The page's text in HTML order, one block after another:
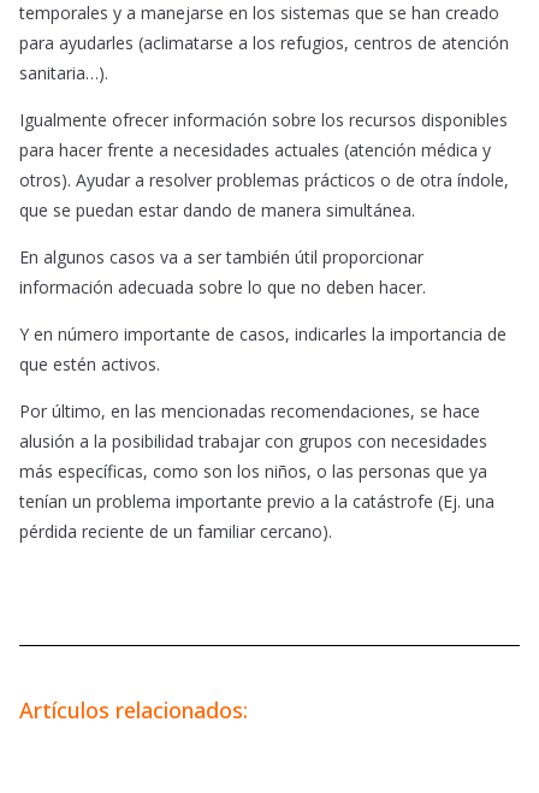
temporales y a manejarse en los sistemas que se han creado
para ayudarles (aclimatarse a los refugios, centros de atención
sanitaria…).
Igualmente ofrecer información sobre los recursos disponibles
para hacer frente a necesidades actuales (atención médica y
otros). Ayudar a resolver problemas prácticos o de otra índole,
que se puedan estar dando de manera simultánea.
En algunos casos va a ser también útil proporcionar
información adecuada sobre lo que no deben hacer.
Y en número importante de casos, indicarles la importancia de
que estén activos.
Por último, en las mencionadas recomendaciones, se hace
alusión a la posibilidad trabajar con grupos con necesidades
más específicas, como son los niños, o las personas que ya
tenían un problema importante previo a la catástrofe (Ej. una
pérdida reciente de un familiar cercano).
Artículos relacionados: